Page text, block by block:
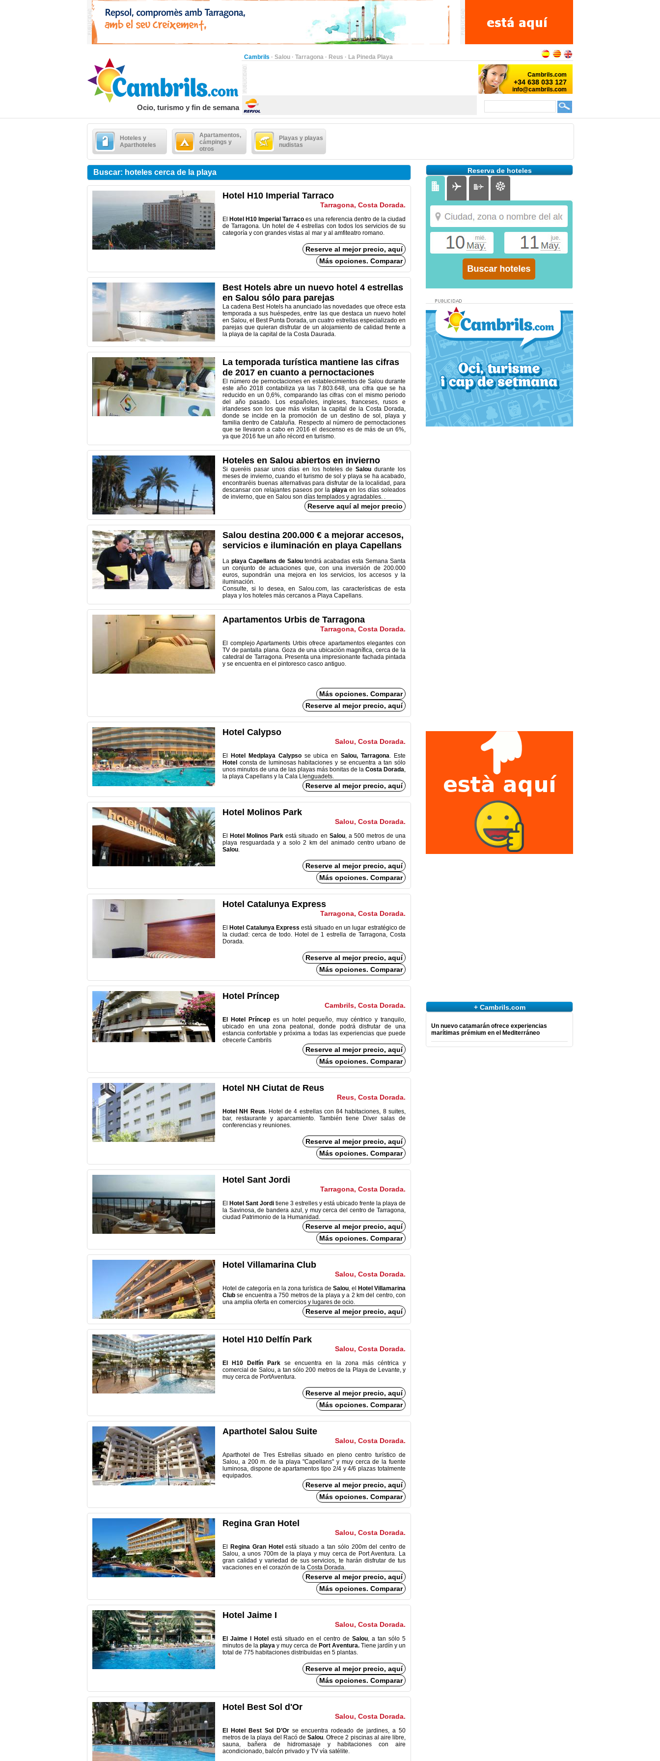
Cambrils · Salou · Tarragona · Reus · La Pineda Playa
Ocio, turismo y fin de semana
Hoteles y
Aparthoteles
Apartamentos,
cámpings y
otros
Playas y playas
nudistas
Buscar: hoteles cerca de la playa
Hotel H10 Imperial Tarraco
Tarragona, Costa Dorada.
El Hotel H10 Imperial Tarraco es una referencia dentro de la ciudad
de Tarragona. Un hotel de 4 estrellas con todos los servicios de su
categoría y con grandes vistas al mar y al amfiteatro romano.
Reserve al mejor precio, aquí
Más opciones. Comparar
Best Hotels abre un nuevo hotel 4 estrellas
en Salou sólo para parejas
La cadena Best Hotels ha anunciado las novedades que ofrece esta
temporada a sus huéspedes, entre las que destaca un nuevo hotel
en Salou, el Best Punta Dorada, un cuatro estrellas especializado en
parejas que quieran disfrutar de un alojamiento de calidad frente a
la playa de la capital de la Costa Daurada.
La temporada turística mantiene las cifras
de 2017 en cuanto a pernoctaciones
El número de pernoctaciones en establecimientos de Salou durante
este año 2018 contabiliza ya las 7.803.648, una cifra que se ha
reducido en un 0,6%, comparando las cifras con el mismo periodo
del año pasado. Los españoles, ingleses, franceses, rusos e
irlandeses son los que más visitan la capital de la Costa Dorada,
donde se incide en la promoción de un destino de sol, playa y
familia dentro de Cataluña. Respecto al número de pernoctaciones
que se llevaron a cabo en 2016 el descenso es de más de un 6%,
ya que 2016 fue un año récord en turismo.
Hoteles en Salou abiertos en invierno
Si queréis pasar unos días en los hoteles de Salou durante los
meses de invierno, cuando el turismo de sol y playa se ha acabado,
encontraréis buenas alternativas para disfrutar de la localidad, para
descansar con relajantes paseos por la playa en los días soleados
de invierno, que en Salou son días templados y agradables. .
Reserve aquí al mejor precio
Salou destina 200.000 € a mejorar accesos,
servicios e iluminación en playa Capellans
La playa Capellans de Saloutendrá acabadas esta Semana Santa
un conjunto de actuaciones que, con una inversión de 200.000
euros, supondrán una mejora en los servicios, los accesos y la
iluminación.
Consulte, si lo desea, en Salou.com, las características de esta
playa y los hoteles más cercanos a Playa Capellans.
Apartamentos Urbis de Tarragona
Tarragona, Costa Dorada.
El complejo Apartaments Urbis ofrece apartamentos elegantes con
TV de pantalla plana. Goza de una ubicación magnífica, cerca de la
catedral de Tarragona. Presenta una impresionante fachada pintada
y se encuentra en el pintoresco casco antiguo.
Más opciones. Comparar
Reserve al mejor precio, aquí
Hotel Calypso
Salou, Costa Dorada.
El Hotel Medplaya Calypsose ubica enSalou, Tarragona. Este
Hotel consta de luminosas habitaciones y se encuentra a tan sólo
unos minutos de una de las playas más bonitas de la Costa Dorada,
la playa Capellans y la Cala Llenguadets.
Reserve al mejor precio, aquí
Hotel Molinos Park
Salou, Costa Dorada.
El Hotel Molinos Park está situado en Salou, a 500 metros de una
playa resguardada y a solo 2 km del animado centro urbano de
Salou.
Reserve al mejor precio, aquí
Más opciones. Comparar
Hotel Catalunya Express
Tarragona, Costa Dorada.
El Hotel Catalunya Express está situado en un lugar estratégico de
la ciudad: cerca de todo. Hotel de 1 estrella de Tarragona, Costa
Dorada.
Reserve al mejor precio, aquí
Más opciones. Comparar
Hotel Príncep
Cambrils, Costa Dorada.
El Hotel Príncep es un hotel pequeño, muy céntrico y tranquilo,
ubicado en una zona peatonal, donde podrá disfrutar de una
estancia confortable y próxima a todas las experiencias que puede
ofrecerle Cambrils
Reserve al mejor precio, aquí
Más opciones. Comparar
Hotel NH Ciutat de Reus
Reus, Costa Dorada.
Hotel NH Reus. Hotel de 4 estrellas con 84 habitaciones, 8 suites,
bar, restaurante y aparcamiento. También tiene Diver salas de
conferencias y reuniones.
Reserve al mejor precio, aquí
Más opciones. Comparar
Hotel Sant Jordi
Tarragona, Costa Dorada.
El Hotel Sant Jordi tiene 3 estrelles y está ubicado frente la playa de
la Savinosa, de bandera azul, y muy cerca del centro de Tarragona,
ciudad Patrimonio de la Humanidad.
Reserve al mejor precio, aquí
Más opciones. Comparar
Hotel Villamarina Club
Salou, Costa Dorada.
Hotel de categoría en la zona turística de Salou, el
Hotel Villamarina
Club se encuentra a 750 metros de la playa y a 2 km del centro, con
una amplia oferta en comercios y lugares de ocio.
Reserve al mejor precio, aquí
Hotel H10 Delfín Park
Salou, Costa Dorada.
El H10 Delfín Park se encuentra en la zona más céntrica y
comercial de Salou, a tan sólo 200 metros de la Playa de Levante, y
muy cerca de PortAventura.
Reserve al mejor precio, aquí
Más opciones. Comparar
Aparthotel Salou Suite
Salou, Costa Dorada.
Aparthotel de Tres Estrellas situado en pleno centro turístico de
Salou, a 200 m. de la playa "Capellans" y muy cerca de la fuente
luminosa, dispone de apartamentos tipo 2/4 y 4/6 plazas totalmente
equipados.
Reserve al mejor precio, aquí
Más opciones. Comparar
Regina Gran Hotel
Salou, Costa Dorada.
El Regina Gran Hotelestá situado a tan sólo 200m del centro de
Salou, a unos 700m de la playa y muy cerca de Port Aventura. La
gran calidad y variedad de sus servicios, te harán disfrutar de tus
vacaciones en el corazón de la Costa Dorada.
Reserve al mejor precio, aquí
Más opciones. Comparar
Hotel Jaime I
Salou, Costa Dorada.
El Jaime I Hotel está situado en el centro de Salou, a tan sólo 5
minutos de laplayay muy cerca de Port Aventura.Tiene jardín y un
total de 775 habitaciones distribuidas en 5 plantas.
Reserve al mejor precio, aquí
Más opciones. Comparar
Hotel Best Sol d'Or
Salou, Costa Dorada.
El Hotel Best Sol D’Orse encuentra rodeado de jardines, a 50
metros de la playa del Racó deSalou. Ofrece 2 piscinas al aire libre,
sauna, bañera de hidromasaje y habitaciones con aire
acondicionado, balcón privado y TV vía satélite.
Reserva de hoteles
+ Cambrils.com
Un nuevo catamarán ofrece experiencias
marítimas prémium en el Mediterráneo